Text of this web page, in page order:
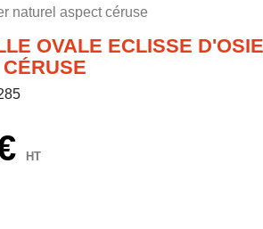
naturel aspect céruse
OVALE ECLISSE
HT